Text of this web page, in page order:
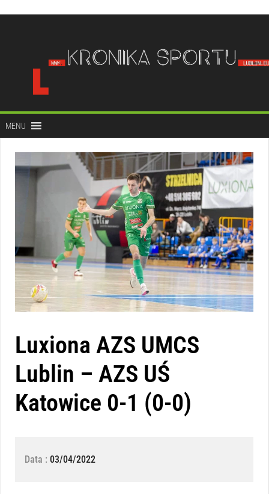
treści
MENU
Luxiona AZS UMCS
Lublin – AZS UŚ
Katowice 0-1 (0-0)
Data : 03/04/2022